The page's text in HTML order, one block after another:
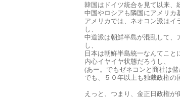
韓国はドイツ統合を見て以来、
中国やロシアも隣国にアメリカ
アメリカでは、ネオコン派はイ
し、
中道派は朝鮮半島が混乱して、
し、
日本は朝鮮半島統一なんてこと
内心イヤイヤ状態だろうし、
(あー。でもゼネコンと商社は儲
でも、５０年以上も独裁政権
えっと、つまり、金正日政権が